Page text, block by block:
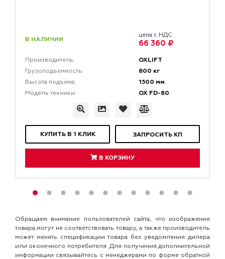
В НАЛИЧИИ
цена с НДС
66 360 ₽
Производитель: OXLIFT
Грузоподъемность: 800 кг
Высота подъема: 1500 мм
Модель техники: OX FD-80
КУПИТЬ В 1 КЛИК ЗАПРОСИТЬ КП
В КОРЗИНУ
Обращаем внимание пользователей сайта, что изображения
товара могут не соответствовать товару, а также производитель
может менять спецификации товара без уведомления дилера
или оконечного потребителя. Для получения дополнительной
информации связывайтесь с менеджерами по форме обратной